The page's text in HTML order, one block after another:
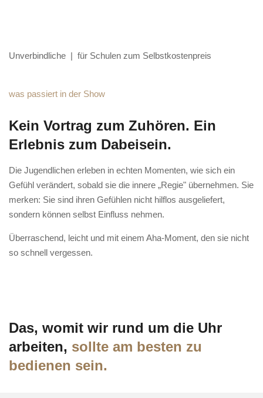
Unverbindliche | für Schulen zum Selbstkostenpreis
was passiert in der Show
Kein Vortrag zum Zuhören. Ein
Erlebnis zum Dabeisein.
Die Jugendlichen erleben in echten Momenten, wie sich ein
Gefühl verändert, sobald sie die innere „Regie" übernehmen. Sie
merken: Sie sind ihren Gefühlen nicht hilflos ausgeliefert,
sondern können selbst Einfluss nehmen.
Überraschend, leicht und mit einem Aha-Moment, den sie nicht
so schnell vergessen.
Das, womit wir rund um die Uhr
arbeiten, sollte am besten zu
bedienen sein.